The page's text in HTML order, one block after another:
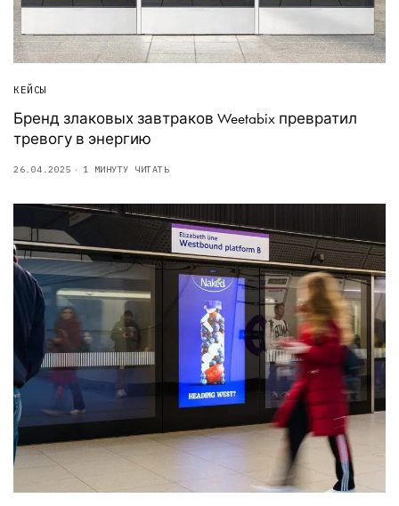
КЕЙСЫ
Бренд злаковых завтраков Weetabix превратил
тревогу в энергию
26.04.2025 1 МИНУТУ ЧИТАТЬ